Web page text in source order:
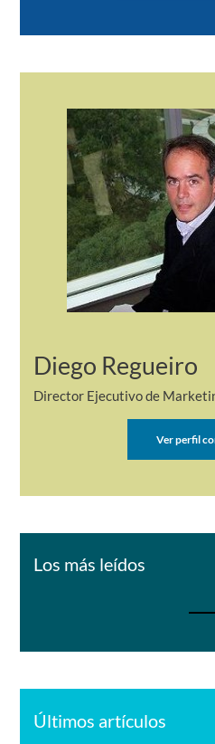
Diego Regueiro
Director Ejecutivo de
Ver perfil
Los más leídos
Últimos artículos